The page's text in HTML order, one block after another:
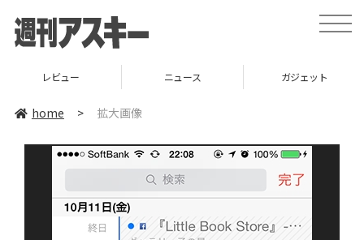
toggle
レビュー ニュース ガジェット
home > 拡大画像